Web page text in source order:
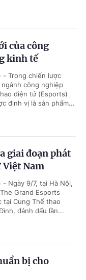
của công
kinh tế
- Trong chiến lược
công nghiệp
điện tử (Esports)
định vị là sản phẩm...
giai đoạn phát
Nam
- Ngày 9/7, tại Hà Nội,
Grand Esports
tại Cung Thể thao
đánh dấu lần...
bị cho